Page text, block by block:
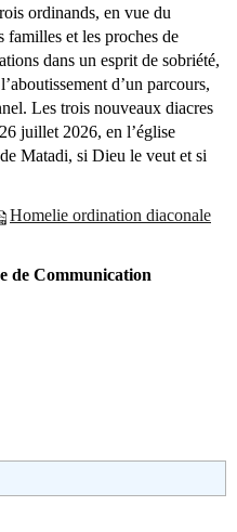
ordinands, en vue du
familles et les proches de
dans un esprit de sobriété,
d’un parcours,
Les trois nouveaux diacres
juillet 2026, en l’église
Matadi, si Dieu le veut et si
Homelie ordination diaconale
de Communication